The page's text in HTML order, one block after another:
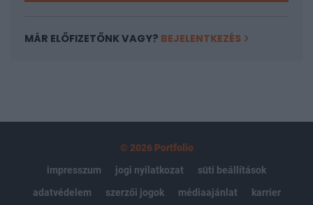
MÁR ELŐFIZETŐNK VAGY? BEJELENTKEZÉS
© 2026 Portfolio
impresszum
jogi nyilatkozat
süti beállítások
adatvédelem
szerzői jogok médiaajánlat
karrier